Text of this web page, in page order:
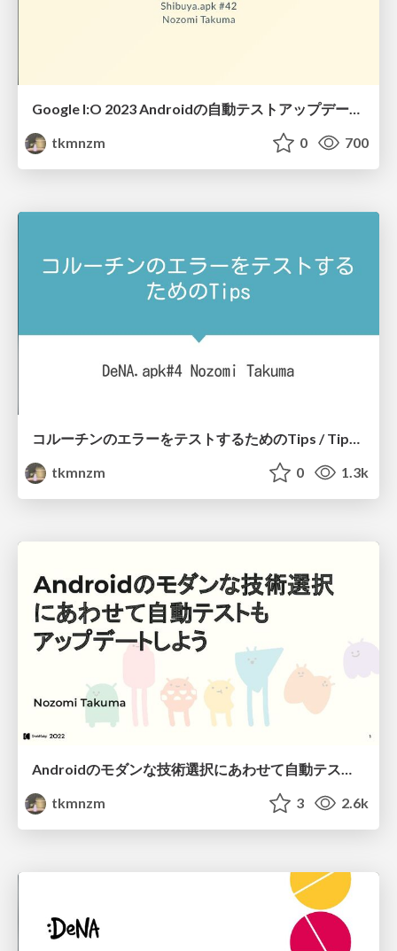
Google I:O 2023 Androidの自動テストアップデートまとめ / Google I:O 2023 Android Testing Update Recap
tkmnzm
0 700
コルーチンのエラーをテストするためのTips / Tips for testing Kotlin Coroutine errors
tkmnzm
0 1.3k
Androidのモダンな技術選択にあわせて自動テストも アップデートしよう / Update your automated tests to match Android's modern technology choices
tkmnzm
3 2.6k